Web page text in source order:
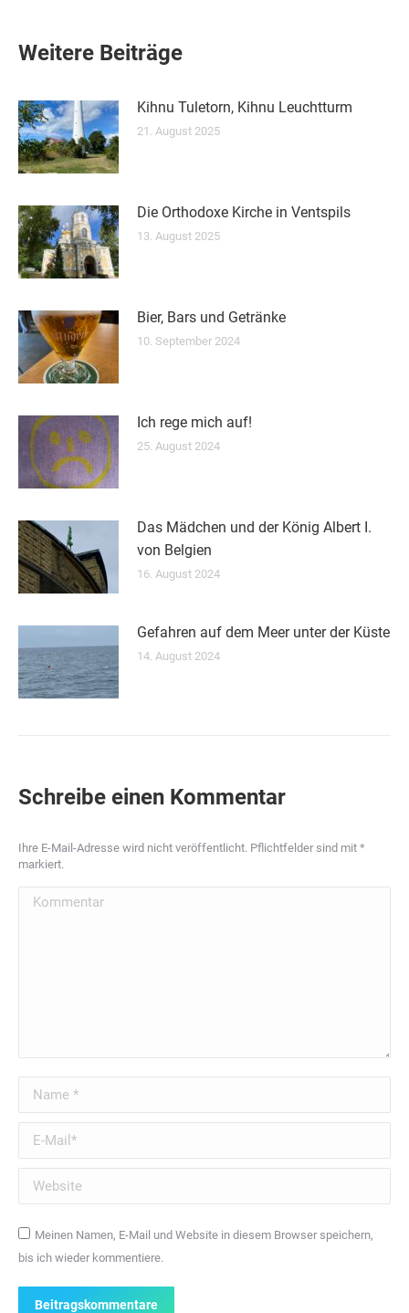
Weitere Beiträge
Kihnu Tuletorn, Kihnu Leuchtturm
21. August 2025
Die Orthodoxe Kirche in Ventspils
13. August 2025
Bier, Bars und Getränke
10. September 2024
Ich rege mich auf!
25. August 2024
Das Mädchen und der König Albert I.
von Belgien
16. August 2024
Gefahren auf dem Meer unter der Küste
14. August 2024
Schreibe einen Kommentar
Ihre E-Mail-Adresse wird nicht veröffentlicht. Pflichtfelder sind mit *
markiert.
Kommentar
Name *
E-Mail *
Website
Meinen Namen, E-Mail und Website in diesem Browser speichern,
bis ich wieder kommentiere.
Beitragskommentare